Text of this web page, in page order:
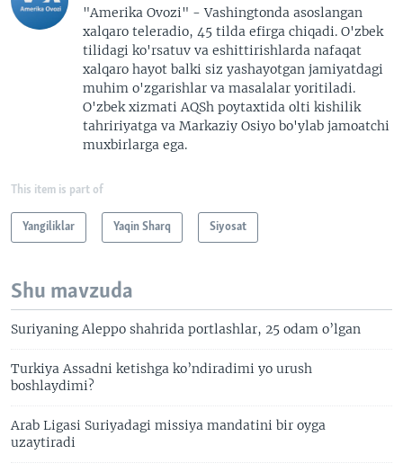
"Amerika Ovozi" - Vashingtonda asoslangan
xalqaro teleradio, 45 tilda efirga chiqadi. O'zbek
tilidagi ko'rsatuv va eshittirishlarda nafaqat
xalqaro hayot balki siz yashayotgan jamiyatdagi
muhim o'zgarishlar va masalalar yoritiladi.
O'zbek xizmati AQSh poytaxtida olti kishilik
tahririyatga va Markaziy Osiyo bo'ylab jamoatchi
muxbirlarga ega.
This item is part of
Yangiliklar Yaqin Sharq Siyosat
Shu mavzuda
Suriyaning Aleppo shahrida portlashlar, 25 odam o’lgan
Turkiya Assadni ketishga ko’ndiradimi yo urush
boshlaydimi?
Arab Ligasi Suriyadagi missiya mandatini bir oyga
uzaytiradi